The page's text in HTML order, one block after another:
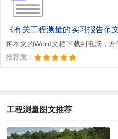
《有关工程测量的实习报告范
将本文的Word文档下载到电脑，方
推荐度：
工程测量图文推荐